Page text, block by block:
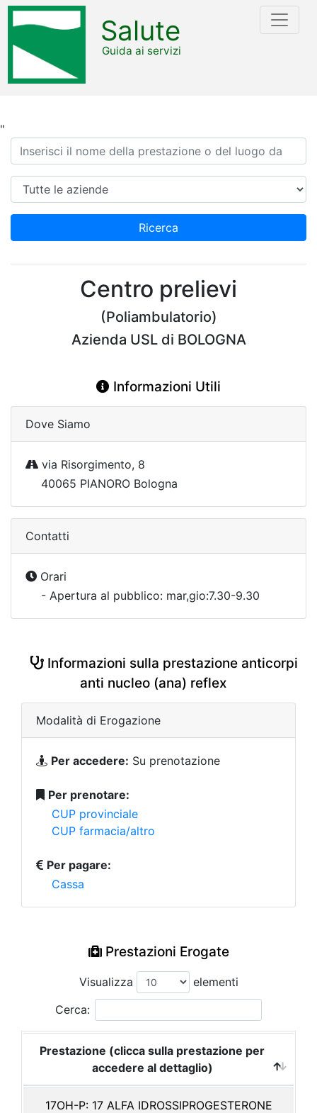
"
Salute
Guida ai servizi
Ricerca
Azienda
Ricerca
Centro prelievi
(Poliambulatorio)
Azienda USL di BOLOGNA
Informazioni Utili
Dove Siamo
via Risorgimento, 8
40065 PIANORO Bologna
Contatti
Orari
- Apertura al pubblico: mar,gio:7.30-9.30
Informazioni sulla prestazione anticorpi
anti nucleo (ana) reflex
Modalità di Erogazione
Per accedere: Su prenotazione
Per prenotare:
CUP provinciale
CUP farmacia/altro
Per pagare:
Cassa
Prestazioni Erogate
Visualizza
elementi
Cerca:
Prestazione (clicca sulla prestazione per
accedere al dettaglio)
17OH-P: 17 ALFA IDROSSIPROGESTERONE